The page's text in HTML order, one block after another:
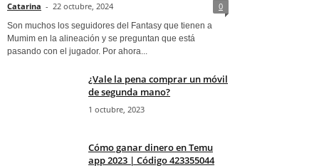
Catarina - 22 octubre, 2024 0
Son muchos los seguidores del Fantasy que tienen a
Mumim en la alineación y se preguntan que está
pasando con el jugador. Por ahora...
¿Vale la pena comprar un móvil
de segunda mano?
1 octubre, 2023
Cómo ganar dinero en Temu
app 2023 | Código 423355044